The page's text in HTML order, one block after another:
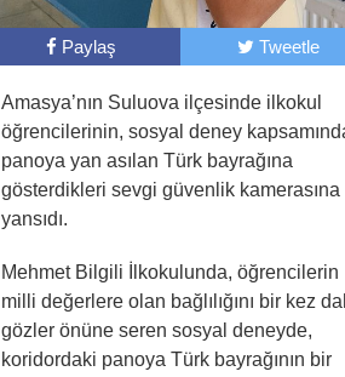
Paylaş Tweetle
Amasya’nın Suluova ilçesinde ilkokul
öğrencilerinin, sosyal deney
panoya yan asılan Türk bayrağına
gösterdikleri sevgi güvenlik kamerasına
yansıdı.
Mehmet Bilgili İlkokulunda, öğrencilerin
milli değerlere olan bağlılığını bir kez
gözler önüne seren sosyal deneyde,
koridordaki panoya Türk bayrağının bir